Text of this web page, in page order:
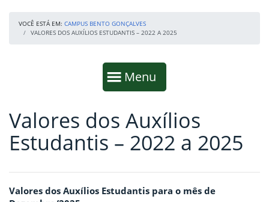
VOCÊ ESTÁ EM: CAMPUS BENTO GONÇALVES
VALORES DOS AUXÍLIOS ESTUDANTIS – 2022 A 2025
Mostrar
Menu
Fim da navegação
Início do conteúdo
Valores dos Auxílios
Estudantis – 2022 a 2025
Valores dos Auxílios Estudantis para o mês de